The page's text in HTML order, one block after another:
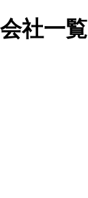
社一覧